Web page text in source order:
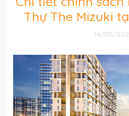
Thự The Mizuki
14/05/